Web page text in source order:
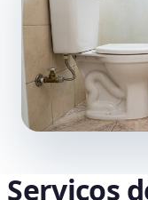
Serviços